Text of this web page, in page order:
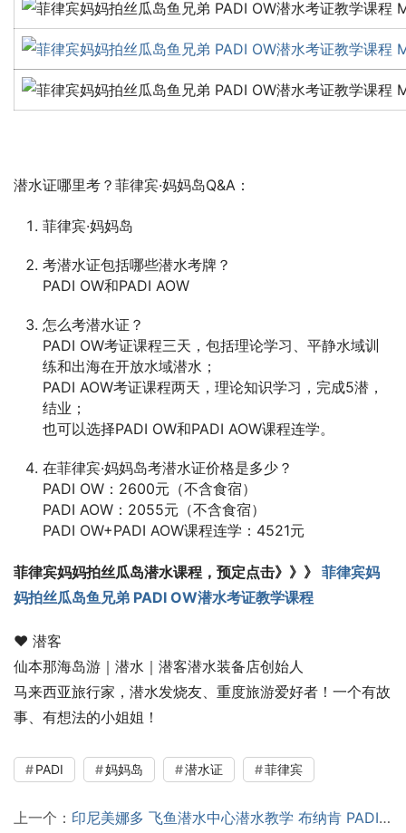
潜水证哪里考？菲律宾·妈妈岛Q&A：
菲律宾·妈妈岛
考潜水证包括哪些潜水考牌？
PADI OW和PADI AOW
怎么考潜水证？
PADI OW考证课程三天，包括理论学习、平静水域训
练和出海在开放水域潜水；
PADI AOW考证课程两天，理论知识学习，完成5潜，
结业；
也可以选择PADI OW和PADI AOW课程连学。
在菲律宾·妈妈岛考潜水证价格是多少？
PADI OW：2600元（不含食宿）
PADI AOW：2055元（不含食宿）
PADI OW+PADI AOW课程连学：4521元
菲律宾妈妈拍丝瓜岛潜水课程，预定点击》》》 菲律宾妈
妈拍丝瓜岛鱼兄弟 PADI OW潜水考证教学课程
♥ 潜客
仙本那海岛游｜潜水｜潜客潜水装备店创始人
马来西亚旅行家，潜水发烧友、重度旅游爱好者！一个有故
事、有想法的小姐姐！
PADI 妈妈岛 潜水证 菲律宾
上一个： 印尼美娜多 飞鱼潜水中心潜水教学 布纳肯 PADI OW/AOW潜水考证课程 中文教练